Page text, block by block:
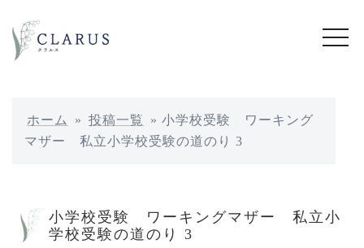
ン
ホーム » 投稿一覧 » 小学校受験 ワーキング
マザー 私立小学校受験の道のり 3
小学校受験 ワーキングマザー 私立小
学校受験の道のり 3